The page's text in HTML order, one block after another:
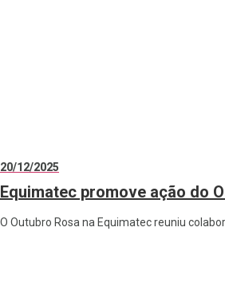
20/12/2025
Equimatec promove ação do
O Outubro Rosa na Equimatec reuniu